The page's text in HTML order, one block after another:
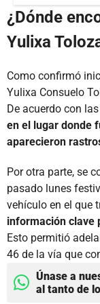
¿Dónde
Yulixa
Como confirmó
Yulixa Consuelo
De acuerdo con
en el lugar donde
aparecieron
Por otra parte, se
pasado lunes
vehículo en el que
información clave
Esto permitió
46 de la vía que
Únase a
al tanto de